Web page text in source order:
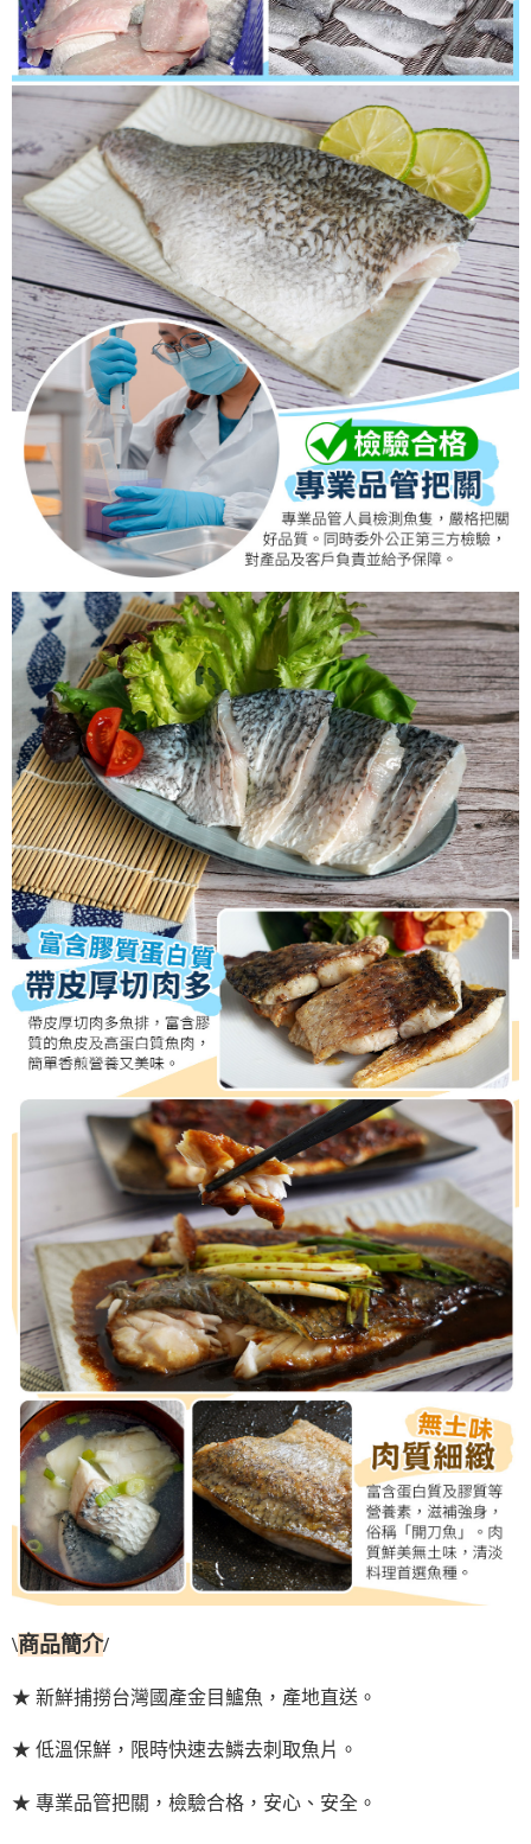
\商品簡介/
★ 新鮮捕撈台灣國產金目鱸魚，產地直送。
★ 低溫保鮮，限時快速去鱗去刺取魚片。
★ 專業品管把關，檢驗合格，安心、安全。